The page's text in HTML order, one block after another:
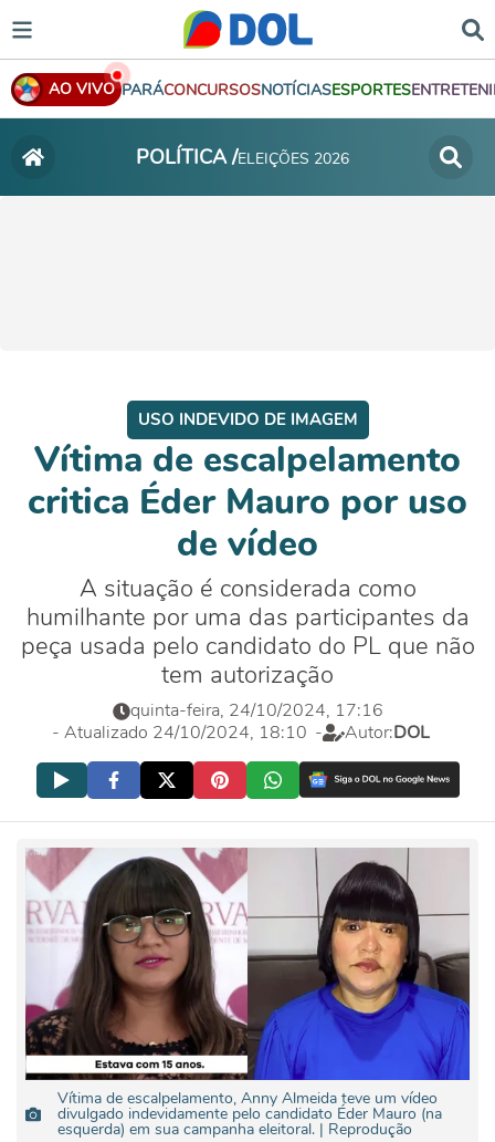
AO VIVO PARÁCONCURSOSNOTÍCIASESPORTES
POLÍTICA /ELEIÇÕES 2026
USO INDEVIDO DE IMAGEM
Vítima de escalpelamento
critica Éder Mauro por uso
de vídeo
A situação é considerada como
humilhante por uma das participantes da
peça usada pelo candidato do PL que não
tem autorização
quinta-feira, 24/10/2024, 17:16
- Atualizado 24/10/2024, 18:10 - Autor:DOL
Vítima de escalpelamento, Anny Almeida teve um vídeo
divulgado indevidamente pelo candidato Éder Mauro (na
esquerda) em sua campanha eleitoral. | Reprodução